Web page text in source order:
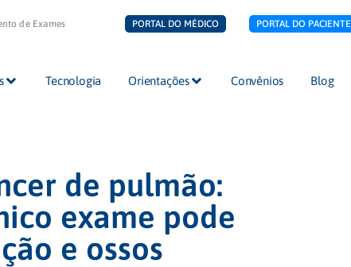
de Exames PORTAL DO MÉDICO PORTAL DO PACIENTE
Tecnologia Orientações Convênios Blog
de pulmão:
exame pode
e ossos